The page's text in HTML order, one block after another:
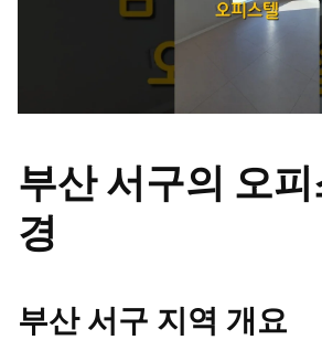
부산 서구의 오
경
부산 서구 지역 개요